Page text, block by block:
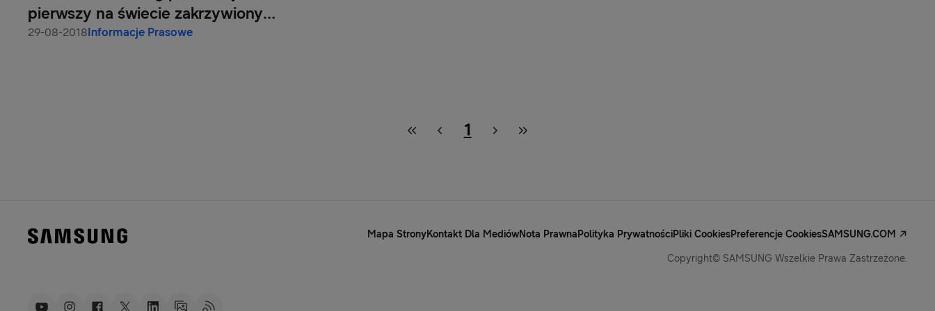
pierwszy na świecie zakrzywiony
monitor QLED z technologią
29-08-2018Informacje Prasowe
1
Mapa StronyKontakt Dla MediówNota Prawna Polityka PrywatnościPliki CookiesPreferencje CookiesSAMSUNG.COM
Copyright© SAMSUNG Wszelkie Prawa Zastrzeżone.